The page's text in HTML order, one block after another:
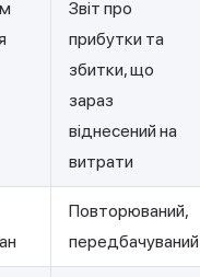
Звіт про
прибутки та
збитки, що
зараз
віднесений на
витрати
Повторюваний,
передбачуваний